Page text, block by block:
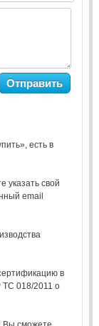
Отправить
есть в
указать свой
email
в
ТС 018/2011 о